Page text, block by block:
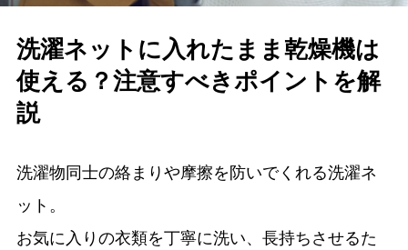
洗濯ネットに入れたまま乾燥機は
使える？注意すべきポイントを解
説
洗濯物同士の絡まりや摩擦を防いでくれる洗濯ネ
ット。
お気に入りの衣類を丁寧に洗い、長持ちさせるた